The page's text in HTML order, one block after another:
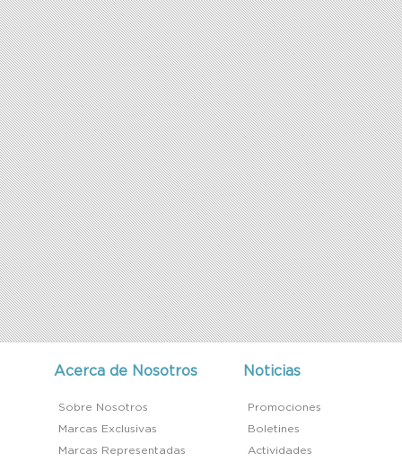
Acerca de Nosotros
Sobre Nosotros
Marcas Exclusivas
Marcas Representadas
Noticias
Promociones
Boletines
Actividades